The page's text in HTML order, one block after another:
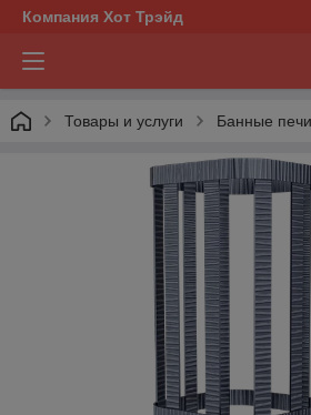
Компания Хот Трэйд
Товары и услуги Банные